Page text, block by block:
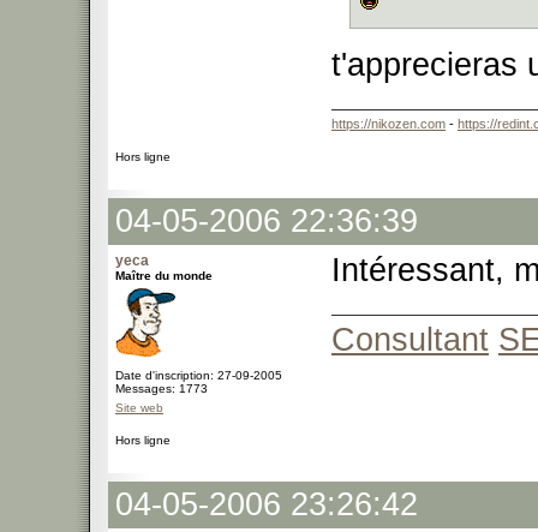
t'apprecieras
https://nikozen.com - https://
Hors ligne
04-05-2006 22:36:39
yeca
Maître du monde
Date d'inscription: 27-09-2005
Messages: 1773
Site web
Intéressant,
Consultant
Hors ligne
04-05-2006 23:26:42